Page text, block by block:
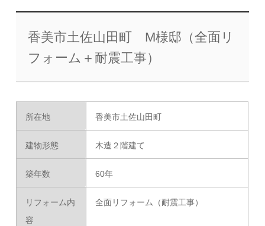
香美市土佐山田町 M様邸（全面リ
フォーム＋耐震工事）
所在地 香美市土佐山田町
建物形態 木造２階建て
築年数 60年
リフォーム内
容
全面リフォーム（耐震工事）